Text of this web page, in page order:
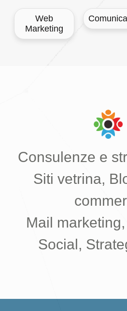
Web
Marketing
Consulenze e
Siti vetrina,
Mail
Social,